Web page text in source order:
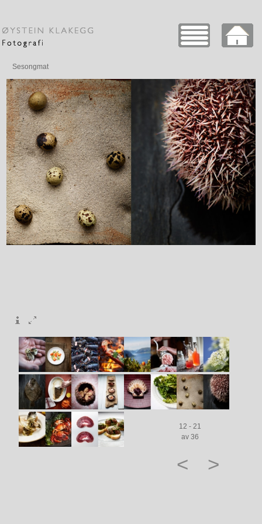
Sesongmat
12 - 21
av 36
< >